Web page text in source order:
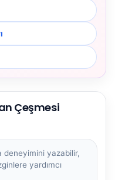
Çeşmesi
deneyimini yazabilir,
yardımcı